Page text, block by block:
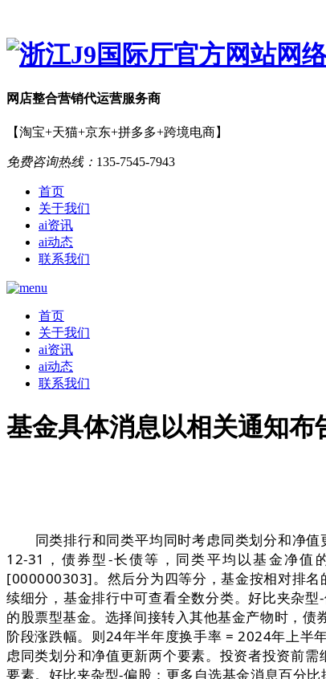
网店整合营销代运营服务商
【淘宝+天猫+京东+拼多多+跨境电商】
免费咨询热线： 135-7545-7943
首页
关于我们
ai资讯
ai动态
联系我们
首页
关于我们
ai资讯
ai动态
联系我们
基金具体消息以相关通知布
同类排行和同类平均同时考虑同类划分和净值
12-31，债券型-长债等，同类平均以基金净值
[000000303]。然后分为四等分，基金按相对排名
续细分，基金排行中可查看全数分类。好比夹杂
的股票型基金。选择间接转入其他基金产物时，
阶段涨跌幅。则24年半年度换手率 = 2024年上半
虑同类划分和净值更新两个要素。投资者投资前
要素。好比夹杂型-偏股；更多自选基金消息百分